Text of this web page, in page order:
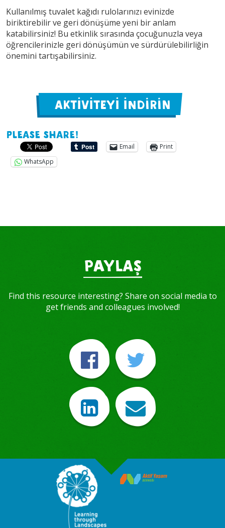
Kullanılmış tuvalet kağıdı rulolarınızı evinizde
biriktirebilir ve geri dönüşüme yeni bir anlam
katabilirsiniz! Bu etkinlik sırasında çocuğunuzla veya
öğrencilerinizle geri dönüşümün ve sürdürülebilirliğin
önemini tartışabilirsiniz.
AKTİVİTEYİ İNDİRİN
Please share!
Email
Print
WhatsApp
PAYLAŞ
Find this resource interesting? Share on social media to
get friends and colleagues involved!